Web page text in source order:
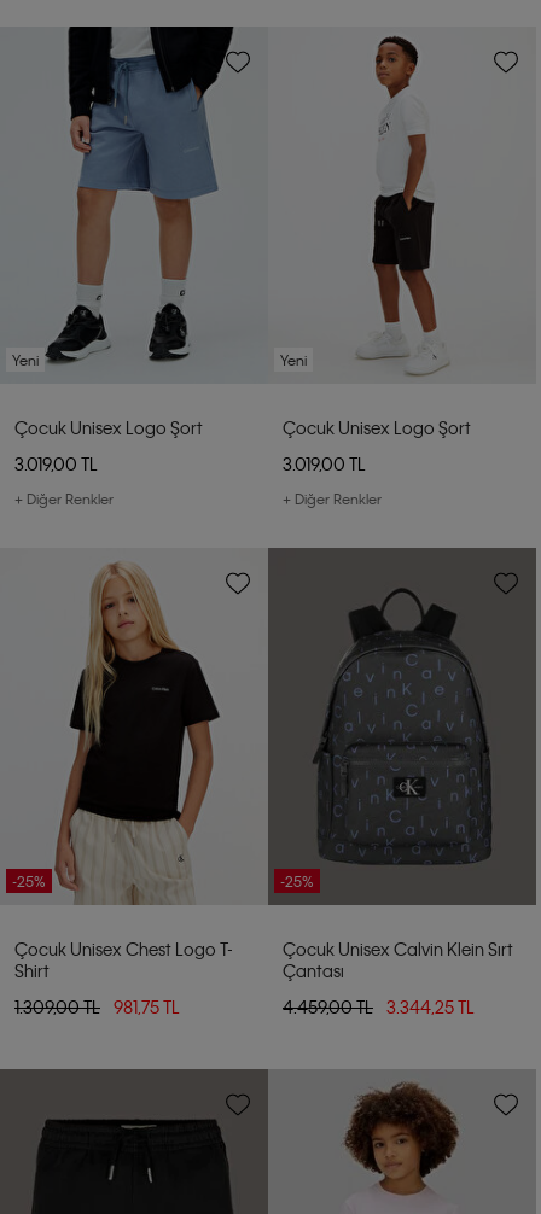
Yeni
Çocuk Unisex Logo Şort
3.019,00 TL
+ Diğer Renkler
Yeni
Çocuk Unisex Logo Şort
3.019,00 TL
+ Diğer Renkler
-25%
Çocuk Unisex Chest Logo T-
Shirt
1.309,00 TL
981,75 TL
-25%
Çocuk Unisex Calvin Klein Sırt
Çantası
4.459,00 TL
3.344,25 TL